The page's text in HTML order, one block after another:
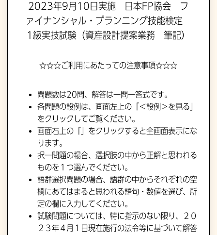
2023年9月10日実施 日本FP協会 フ
ァイナンシャル・プランニング技能検定
1級実技試験（資産設計提案業務 筆記）
☆☆☆ご利用にあたっての注意事項☆☆☆
問題数は20問、解答は一問一答式です。
各問題の設例は、画面左上の「＜設例＞を見る」
をクリックしてご覧ください。
画面右上の「」をクリックすると全画面表示にな
ります。
択一問題の場合、選択肢の中から正解と思われる
ものを１つ選んでください。
語群選択問題の場合、語群の中からそれぞれの空
欄にあてはまると思われる語句・数値を選び、所
定の欄に入力してください。
試験問題については、特に指示のない限り、２０
２３年４月１日現在施行の法令等に基づいて解答